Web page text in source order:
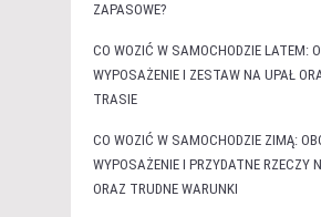
ZAPASOWE?
CO WOZIĆ W SAMOCHODZIE LATEM:
WYPOSAŻENIE I ZESTAW NA UPAŁ
TRASIE
CO WOZIĆ W SAMOCHODZIE ZIMĄ:
WYPOSAŻENIE I PRZYDATNE RZECZY
ORAZ TRUDNE WARUNKI